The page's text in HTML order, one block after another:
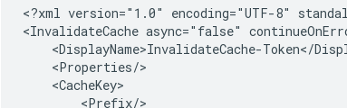
<?xml version="1.0" encoding="UTF-8"
<InvalidateCache async="false"
<DisplayName>InvalidateCache-Token</
    <Properties/>
    <CacheKey>
        <Prefix/>